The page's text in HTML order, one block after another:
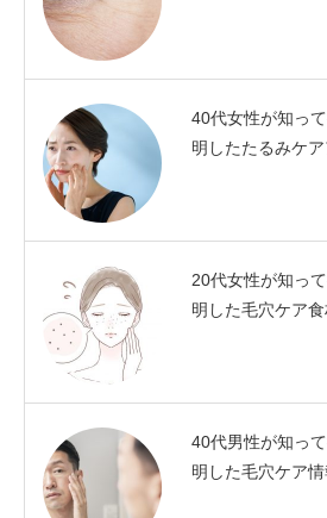
40代女性が知っ
明したたるみケ
20代女性が知っ
明した毛穴ケア
40代男性が知っ
明した毛穴ケア情